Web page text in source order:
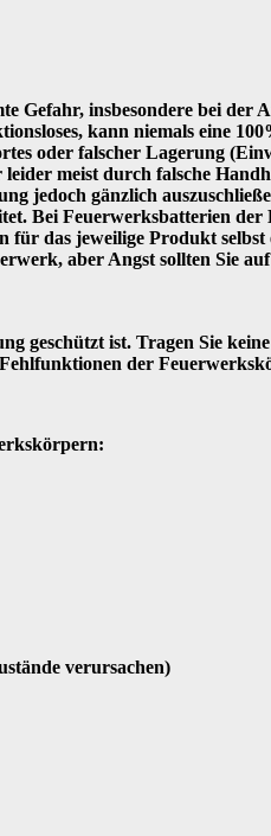
insbesondere bei der
kann niemals eine
oder falscher Lagerung
meist durch falsche
jedoch gänzlich
Bei Feuerwerksbatterien
das jeweilige Produkt
aber Angst sollten Sie
ist. Tragen Sie
der
verursachen)